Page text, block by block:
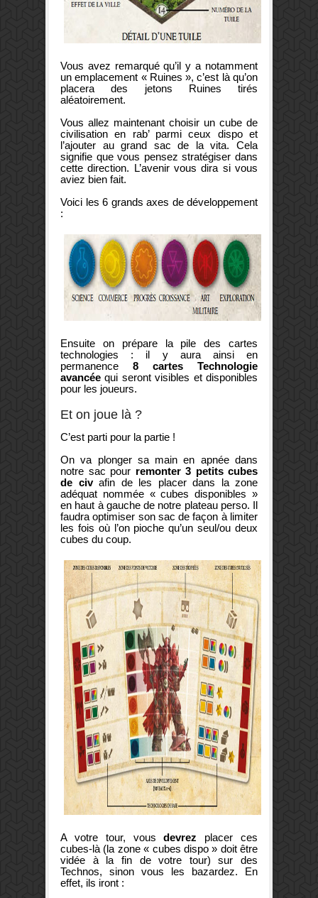
Vous avez remarqué qu’il y a notamment
un emplacement « Ruines », c’est là qu’on
placera des jetons Ruines tirés
aléatoirement.
Vous allez maintenant choisir un cube de
civilisation en rab’ parmi ceux dispo et
l’ajouter au grand sac de la vita. Cela
signifie que vous pensez stratégiser dans
cette direction. L’avenir vous dira si vous
aviez bien fait.
Voici les 6 grands axes de développement
:
Ensuite on prépare la pile des cartes
technologies : il y aura ainsi en
permanence 8 cartes Technologie
avancée qui seront visibles et disponibles
pour les joueurs.
Et on joue là ?
C’est parti pour la partie !
On va plonger sa main en apnée dans
notre sac pour remonter 3 petits cubes
de civafin de les placer dans la zone
adéquat nommée « cubes disponibles »
en haut à gauche de notre plateau perso. Il
faudra optimiser son sac de façon à limiter
les fois où l’on pioche qu’un seul/ou deux
cubes du coup.
A votre tour, vousdevrez placer ces
cubes-là (la zone « cubes dispo » doit être
vidée à la fin de votre tour) sur des
Technos, sinon vous les bazardez. En
effet, ils iront :